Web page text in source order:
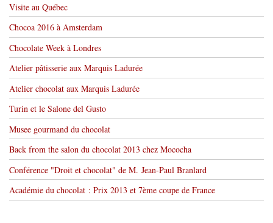
Visite au Québec
Chocoa 2016 à Amsterdam
Chocolate Week à Londres
Atelier pâtisserie aux Marquis Ladurée
Atelier chocolat aux Marquis Ladurée
Turin et le Salone del Gusto
Musee gourmand du chocolat
Back from the salon du chocolat 2013 chez Mococha
Conférence "Droit et chocolat" de M. Jean-Paul Branlard
Académie du chocolat : Prix 2013 et 7ème coupe de France